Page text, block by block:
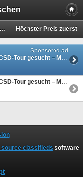
Niedrigster Preis zuerst Höchster Preis zuerst
Sponsored ad
– Musikprojekt „Empathic Leon“
– Musikprojekt „Empathic Leon“
source classifieds software